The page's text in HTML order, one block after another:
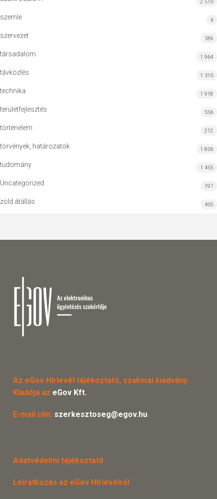
2 510
szemle 4
szervezet 189
társadalom 1 964
távközlés 1 310
technika 1 918
területfejlesztés 556
történelem 212
törvények, határozatok 1 806
tudomány 1 455
Uncategorized 197
zöld átállás 405
Az eGov Hírlevél tájékoztató, szakmai kiadvány.
Kiadója az eGov Kft.
E-mail cím: szerkesztoseg@egov.hu
Adatvédelmi tájékoztató
Leiratkozás az eGov Hírlevélről